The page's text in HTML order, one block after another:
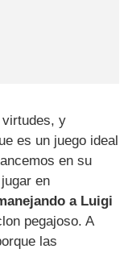
y
es un juego ideal
en su
en
a Luigi
pegajoso. A
las